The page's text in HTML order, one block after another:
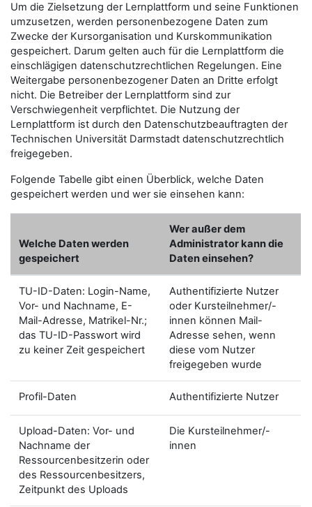
Um die Zielsetzung der Lernplattform und seine Funktionen
umzusetzen, werden personenbezogene Daten zum
Zwecke der Kursorganisation und Kurskommunikation
gespeichert. Darum gelten auch für die Lernplattform die
einschlägigen datenschutzrechtlichen Regelungen. Eine
Weitergabe personenbezogener Daten an Dritte erfolgt
nicht. Die Betreiber der Lernplattform sind zur
Verschwiegenheit verpflichtet. Die Nutzung der
Lernplattform ist durch den Datenschutzbeauftragten der
Technischen Universität Darmstadt datenschutzrechtlich
freigegeben.
Folgende Tabelle gibt einen Überblick, welche Daten
gespeichert werden und wer sie einsehen kann:
Welche Daten werden
gespeichert
Wer außer dem
Administrator kann die
Daten einsehen?
TU-ID-Daten: Login-Name,
Vor- und Nachname, E-
Mail-Adresse, Matrikel-Nr.;
das TU-ID-Passwort wird
zu keiner Zeit gespeichert
Authentifizierte Nutzer
oder Kursteilnehmer/-
innen können Mail-
Adresse sehen, wenn
diese vom Nutzer
freigegeben wurde
Profil-Daten Authentifizierte Nutzer
Upload-Daten: Vor- und
Nachname der
Ressourcenbesitzerin oder
des Ressourcenbesitzers,
Zeitpunkt des Uploads
Die Kursteilnehmer/-
innen